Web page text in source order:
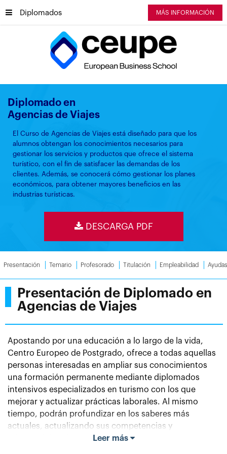
Diplomados MÁS INFORMACIÓN
Diplomado en
Agencias de Viajes
El Curso de Agencias de Viajes está diseñado para que los
alumnos obtengan los conocimientos necesarios para
gestionar los servicios y productos que ofrece el sistema
turístico, con el fin de satisfacer las demandas de los
clientes. Además, se conocerá cómo gestionar los planes
económicos, para obtener mayores beneficios en las
industrias turísticas.
DESCARGA PDF
Presentación Temario Profesorado Titulación Empleabilidad Ayudas
Presentación de Diplomado en
Agencias de Viajes
Apostando por una educación a lo largo de la vida,
Centro Europeo de Postgrado, ofrece a todas aquellas
personas interesadas en ampliar sus conocimientos
una formación permanente mediante diplomados
intensivos especializados en turismo con los que
mejorar y actualizar prácticas laborales. Al mismo
tiempo, podrán profundizar en los saberes más
actuales, actualizando sus competencias y
adaptándolas al mundo contemporáneo. La
Leer más